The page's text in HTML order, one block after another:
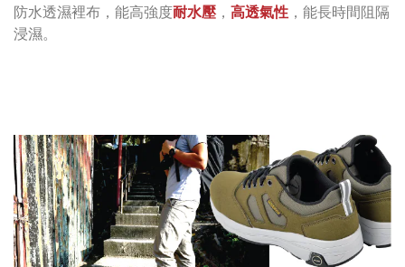
防水透濕裡布，能高強度耐水壓， 高透氣性 ，能長時間阻隔
浸濕。